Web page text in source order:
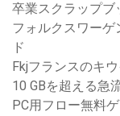
卒業スクラップブ
フォルクスワー
ド
Fkjフランスのキ
10 GBを超える急
PC用フロー無料